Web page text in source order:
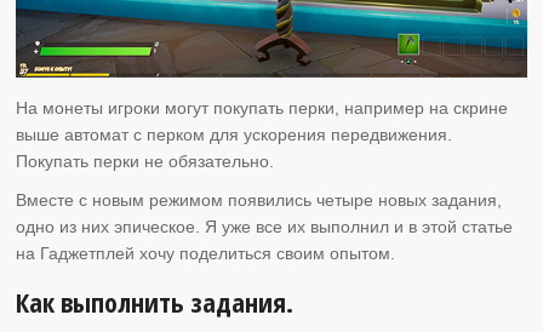
На монеты игроки могут покупать перки, например на скрине
выше автомат с перком для ускорения передвижения.
Покупать перки не обязательно.
Вместе с новым режимом появились четыре новых задания,
одно из них эпическое. Я уже все их выполнил и в этой статье
на Гаджетплей хочу поделиться своим опытом.
Как выполнить задания.